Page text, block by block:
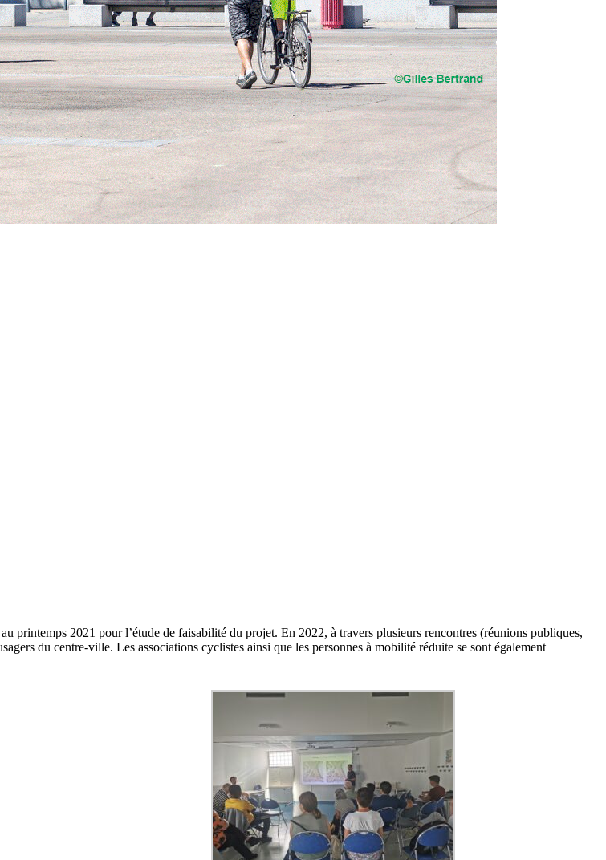
printemps 2021 pour l’étude de faisabilité du projet. En 2022, à travers plusieurs rencontres (réunions publiques,
du centre-ville. Les associations cyclistes ainsi que les personnes à mobilité réduite se sont également